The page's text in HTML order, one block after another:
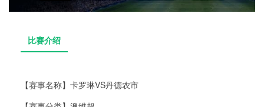
【赛事名称】 卡罗琳VS丹德农市